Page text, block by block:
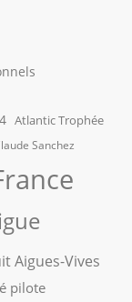
Atlantic Trophée
Sanchez
Aigues-Vives
pilote